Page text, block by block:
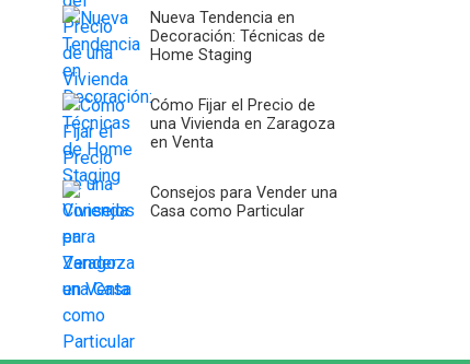
Nueva Tendencia en
Decoración: Técnicas de
Home Staging
Cómo Fijar el Precio de
una Vivienda en Zaragoza
en Venta
Consejos para Vender una
Casa como Particular